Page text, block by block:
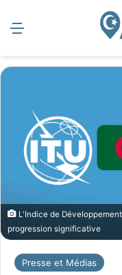
L'Indice de
progression significative
Presse et Médias